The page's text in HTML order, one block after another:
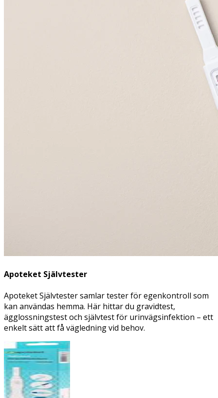
Apoteket Självtester
Apoteket Självtester samlar tester för egenkontroll som
kan användas hemma. Här hittar du gravidtest,
ägglossningstest och självtest för urinvägsinfektion – ett
enkelt sätt att få vägledning vid behov.